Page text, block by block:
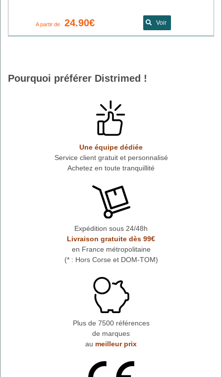
A partir de 24.90€ Voir
Pourquoi préférer Distrimed !
Une équipe dédiée
Service client gratuit et personnalisé
Achetez en toute tranquillité
Expédition sous 24/48h
Livraison gratuite dès 99€
en France métropolitaine
(* : Hors Corse et DOM-TOM)
Plus de 7500 références
de marques
au meilleur prix